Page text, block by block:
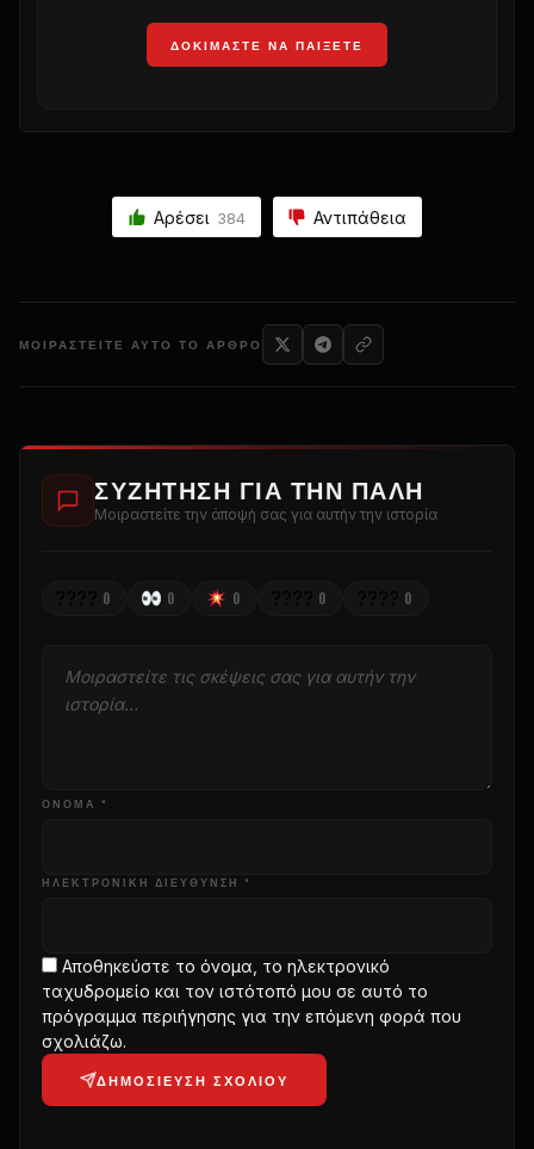
ΔΟΚΙΜΆΣΤΕ ΝΑ ΠΑΊΞΕΤΕ
Αρέσει 384 Αντιπάθεια
ΜΟΙΡΑΣΤΕΊΤΕ ΑΥΤΌ ΤΟ ΆΡΘΡΟ
ΣΥΖΉΤΗΣΗ ΓΙΑ ΤΗΝ ΠΆΛΗ
Μοιραστείτε την άποψή σας για αυτήν την ιστορία
0 0 0 0 0
ΌΝΟΜΑ *
ΗΛΕΚΤΡΟΝΙΚΗ ΔΙΕΥΘΥΝΣΗ *
Αποθηκεύστε το όνομα, το ηλεκτρονικό
ταχυδρομείο και τον ιστότοπό μου σε αυτό το
πρόγραμμα περιήγησης για την επόμενη φορά που
σχολιάζω.
ΔΗΜΟΣΊΕΥΣΗ ΣΧΟΛΊΟΥ